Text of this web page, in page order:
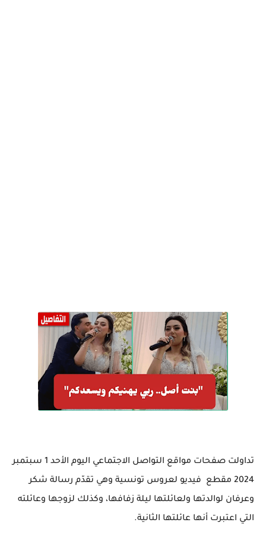
تداولت صفحات مواقع التواصل الاجتماعي اليوم الأحد 1 سبتمبر
2024 مقطع فيديو لعروس تونسية وهي تقدّم رسالة شكر
وعرفان لوالدتها ولعائلتها ليلة زفافها، وكذلك لزوجها وعائلته
التي اعتبرت أنها عائلتها الثانية.